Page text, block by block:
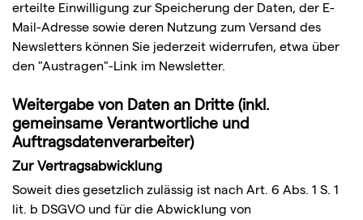
erteilte Einwilligung zur Speicherung der Daten, der E-
Mail-Adresse sowie deren Nutzung zum Versand des
Newsletters können Sie jederzeit widerrufen, etwa über
den "Austragen"-Link im Newsletter.
Weitergabe von Daten an Dritte (inkl.
gemeinsame Verantwortliche und
Auftragsdatenverarbeiter)
Zur Vertragsabwicklung
Soweit dies gesetzlich zulässig ist nach Art. 6 Abs. 1 S. 1
lit. b DSGVO und für die Abwicklung von